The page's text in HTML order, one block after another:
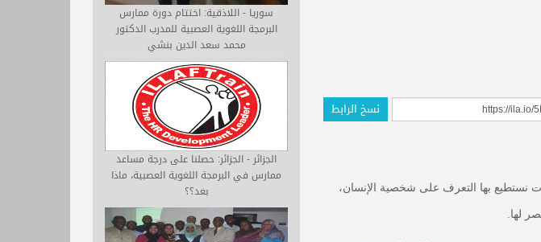
نسخ الرابط
نستطيع بها التعرف على شخصية الإنسان،
لها.
سوريا - اللاذقية: اختتام دورة ممارس
البرمجة اللغوية العصبية للمدرب الدكتور
محمد سعد الدين بنشي
الجزائر - الجزائر: حصلنا على درجة مساعد
ممارس في البرمجة اللغوية العصبية، ماذا
بعد؟؟